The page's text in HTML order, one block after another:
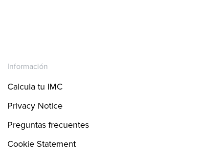
Información
Calcula tu IMC
Privacy Notice
Preguntas frecuentes
Cookie Statement